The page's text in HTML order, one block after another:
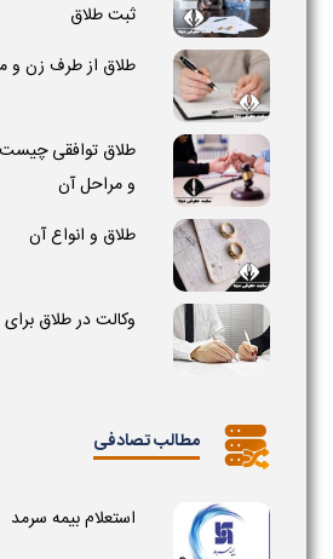
ثبت طلاق
طلاق از طرف زن و
طلاق توافقی
و مراحل آن
طلاق و انواع آن
وکالت در طلاق
مطالب تصادفی
استعلام بیمه سرمد